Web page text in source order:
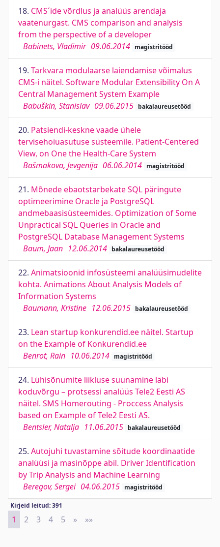
18. CMS´ide võrdlus ja analüüs arendaja
vaatenurgast. CMS comparison and analysis
from the perspective of a developer
Babinets, Vladimir 09.06.2014 magistritööd
19. Tarkvara modulaarse laiendamise võimalus
CMS-i näitel. Software Modular Extensibility On A
Central Management System Example
Babuškin, Stanislav 09.06.2015 bakalaureusetööd
20. Patsiendi-keskne vaade ühele
tervisehoiuasutuse süsteemile. Patient-Centered
View, on One the Health-Care System
Bašmakova, Jevgenija 06.06.2014 magistritööd
21. Mõnede ebaotstarbekate SQL päringute
optimeerimine Oracle ja PostgreSQL
andmebaasisüsteemides. Optimization of Some
Unpractical SQL Queries in Oracle and
PostgreSQL Database Management Systems
Baum, Jaan 12.06.2014 bakalaureusetööd
22. Animatsioonid infosüsteemi analüüsimudelite
kohta. Animations About Analysis Models of
Information Systems
Baumann, Kristine 12.06.2015 bakalaureusetööd
23. Lean startup konkurendid.ee näitel. Startup
on the Example of Konkurendid.ee
Benrot, Rain 10.06.2014 magistritööd
24. Lühisõnumite liikluse suunamine läbi
koduvõrgu – protsessi analüüs Tele2 Eesti AS
näitel. SMS Homerouting - Proccess Analysis
based on Example of Tele2 Eesti AS.
Bentsler, Natalja 11.06.2015 bakalaureusetööd
25. Autojuhi tuvastamine sõitude koordinaatide
analüüsi ja masinõppe abil. Driver Identification
by Trip Analysis and Machine Learning
Beregov, Sergei 04.06.2015 magistritööd
Kirjeid leitud: 391
1 2 3 4 5 » Next
»»